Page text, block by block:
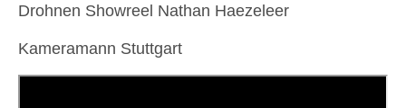
Drohnen Showreel Nathan Haezeleer
Kameramann Stuttgart